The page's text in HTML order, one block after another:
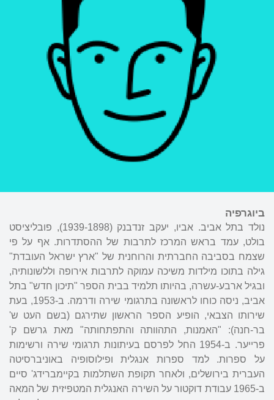
ביוגרפיה
נולד בתל אביב. אביו, יעקב זנדבנק (1939-1898), פובליציסט
בולט, עמד בראש המרכז לתרבות של ההסתדרות. אף על פי
שצמח בסביבה החברתית והרוחנית של "ארץ ישראל העובדת"
גילה בתוכו מילדות משיכה עמוקה לתרבות אירופה וללשונותיה,
ובגיל ארבע-עשרה, בהיותו תלמיד בבית הספר "תיכון חדש" בתל
אביב, ניסה כוחו לראשונה בתרגומי שירה ודרמה. ב-1953, בעת
שירותו הצבאי, הופיע הספר הראשון שתירגם (בשם העט ש'
בר-חנה): "האמנות, התהוותה והתפתחותה" מאת גרשם ק'
פרייער. ב-1954 החל לפרסם בעיתונות תרגומי שירה ורשימות
על ספרות. למד ספרות אנגלית ופילוסופיה באוניברסיטה
העברית בירושלים, ולאחר תקופת השתלמות בקיימברידג' סיים
ב-1965 עבודת דוקטור על השירה האנגלית המטפיזית של המאה